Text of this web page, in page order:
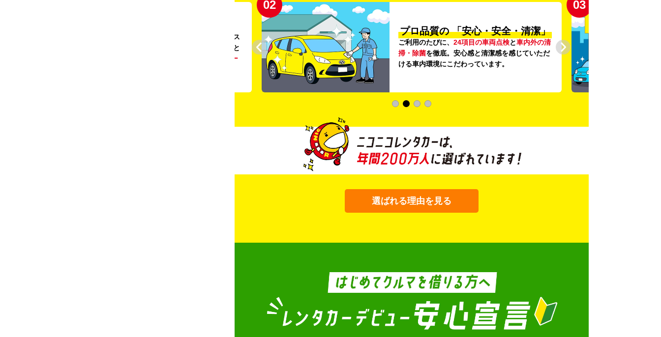
。ガソリンス
タンドや整備工場の既存インフラを活用すること
リー
02
プロ品質の 「安心・安全・清潔」
ご利用のたびに、 24項目の車両点検と車内外の清
掃・除菌を徹底。安心感と清潔感を感じていただ
ける車内環境にこだわっています。
03
選ばれる理由を見る